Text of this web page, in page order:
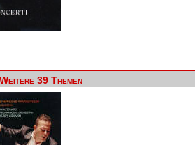
Weitere 39 Themen